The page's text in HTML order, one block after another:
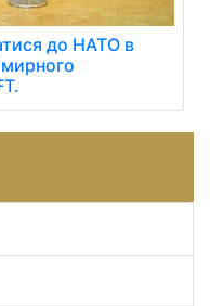
до НАТО в